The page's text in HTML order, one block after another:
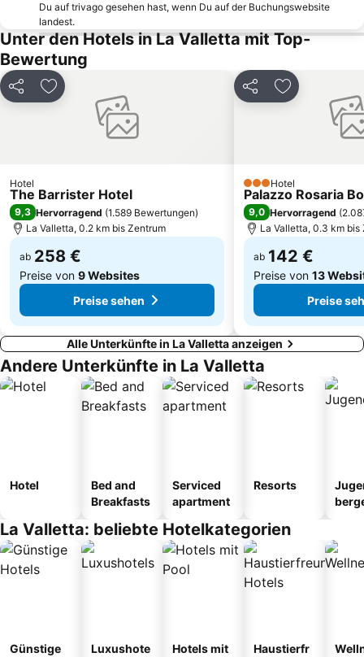
La Valletta Carnival
Palazzo Parisio & Gardens
Mdina Glasbläserei
Qawra
Marsamxett Hafen
St Lawrence Church
Mdina Dungeons
Grotto and Parish Church of St Paul
Du auf trivago gesehen hast, wenn Du auf der Buchungswebsite
landest.
Unter den Hotels in La Valletta mit Top-
Bewertung
Teilen Zu Favoriten hinzufügen
Hotel
The Barrister Hotel
9,3 Hervorragend (1.589 Bewertungen)
La Valletta, 0.2 km bis Zentrum
ab 258 €
Preise von 9 Websites
Preise sehen
Teilen Zu Favoriten
3 Sterne
Hotel
Palazzo Rosaria
9,0 Hervorragend (
La Valletta, 0.3 km bis
ab 142 €
Preise von 13
Preise
Alle Unterkünfte in La Valletta anzeigen
Andere Unterkünfte in La Valletta
Hotel
Bed and
Breakfasts
Serviced
apartment
Resorts
La Valletta: beliebte Hotelkategorien
Günstige
Luxushote
Hotels mit
Haustierfr